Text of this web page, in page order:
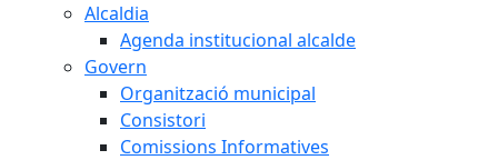
Alcaldia
Agenda institucional alcalde
Govern
Organització municipal
Consistori
Comissions Informatives